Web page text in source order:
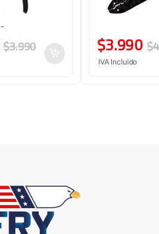
$3.990 $3.990 $
IVA Incluido